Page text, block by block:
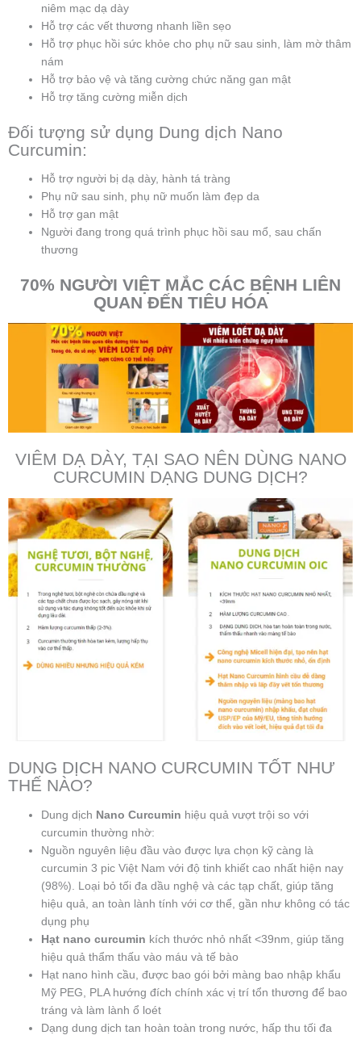
niêm mạc dạ dày
Hỗ trợ các vết thương nhanh liền sẹo
Hỗ trợ phục hồi sức khỏe cho phụ nữ sau sinh, làm mờ thâm
nám
Hỗ trợ bảo vệ và tăng cường chức năng gan mật
Hỗ trợ tăng cường miễn dịch
Đối tượng sử dụng Dung dịch Nano
Curcumin:
Hỗ trợ người bị dạ dày, hành tá tràng
Phụ nữ sau sinh, phụ nữ muốn làm đẹp da
Hỗ trợ gan mật
Người đang trong quá trình phục hồi sau mổ, sau chấn
thương
70% NGƯỜI VIỆT MẮC CÁC BỆNH LIÊN
QUAN ĐẾN TIÊU HÓA
VIÊM DẠ DÀY, TẠI SAO NÊN DÙNG NANO
CURCUMIN DẠNG DUNG DỊCH?
DUNG DỊCH NANO CURCUMIN TỐT NHƯ
THẾ NÀO?
Dung dịch Nano Curcumin hiệu quả vượt trội so với
curcumin thường nhờ:
Nguồn nguyên liệu đầu vào được lựa chọn kỹ càng là
curcumin 3 pic Việt Nam với độ tinh khiết cao nhất hiện nay
(98%). Loại bỏ tối đa dầu nghệ và các tạp chất, giúp tăng
hiệu quả, an toàn lành tính với cơ thể, gần như không có tác
dụng phụ
Hạt nano curcumin kích thước nhỏ nhất <39nm, giúp tăng
hiệu quả thẩm thấu vào máu và tế bào
Hạt nano hình cầu, được bao gói bởi màng bao nhập khẩu
Mỹ PEG, PLA hướng đích chính xác vị trí tổn thương để bao
tráng và làm lành ổ loét
Dạng dung dịch tan hoàn toàn trong nước, hấp thu tối đa